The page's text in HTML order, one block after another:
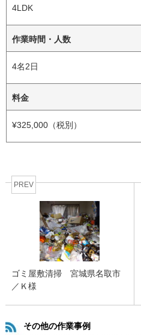
4LDK
作業時間・人数
4名2日
料金
¥325,000（税別）
PREV
ゴミ屋敷清掃 宮城県名取市
／Ｋ様
その他の作業事例